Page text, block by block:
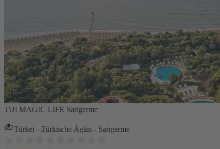
TUI MAGIC LIFE Sarigerme
Türkei - Türkische Ägäis - Sarigerme